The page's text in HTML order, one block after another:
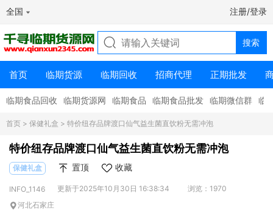
全国 注册/登录
首页 临期货源 临期回收 招商代理 正期批发
临期食品回收 临期货源网 临期食品 临期食品批发 临期微信群 临
首页 > 保健礼盒 > 特价纽存品牌渡口仙气益生菌直饮粉无需冲泡
特价纽存品牌渡口仙气益生菌直饮粉无需冲泡
保健礼盒 置顶 收藏
INFO_1146 更新于2025年10月30日 16:38:34
浏览：1970
河北石家庄